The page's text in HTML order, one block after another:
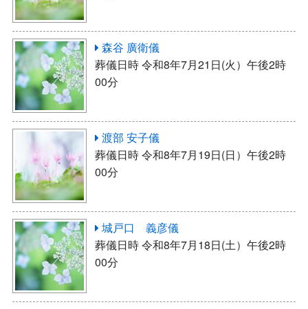
森谷 廣衛儀
葬儀日時 令和8年7月21日(火）午後2時
00分
渡部 安子儀
葬儀日時 令和8年7月19日(日）午後2時
00分
城戸口 義彦儀
葬儀日時 令和8年7月18日(土）午後2時
00分